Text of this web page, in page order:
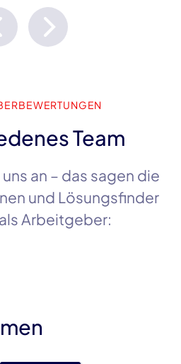
Team
an – das sagen die
und Lösungsfinder
als Arbeitgeber: